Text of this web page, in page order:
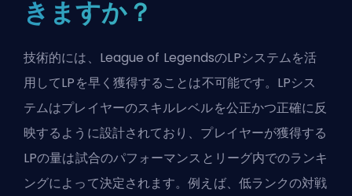
きますか？
技術的には、League of LegendsのLPシステムを活
用してLPを早く獲得することは不可能です。LPシス
テムはプレイヤーのスキルレベルを公正かつ正確に反
映するように設計されており、プレイヤーが獲得する
LPの量は試合のパフォーマンスとリーグ内でのランキ
ングによって決定されます。例えば、低ランクの対戦